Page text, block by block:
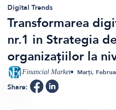
Investiții
International
BVB Recap
Bursa
Acțiunea Zilei
Brokeri
Digital Trends
Transformarea
nr.1 in Strategia
organizațiilor la
Financial Market Marți,
Share: